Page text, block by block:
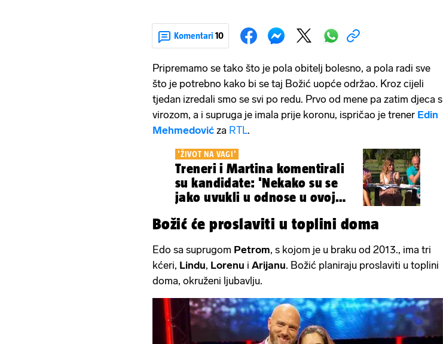
Komentari 10
Pripremamo se tako što je pola obitelj bolesno, a pola radi sve
što je potrebno kako bi se taj Božić uopće održao. Kroz cijeli
tjedan izredali smo se svi po redu. Prvo od mene pa zatim djeca s
virozom, a i supruga je imala prije koronu, ispričao je trener Edin
Mehmedović za RTL.
'ŽIVOT NA VAGI'
Treneri i Martina komentirali
su kandidate: 'Nekako su se
jako uvukli u odnose u ovoj
Božić će proslaviti u toplini doma
Edo sa suprugom Petrom, s kojom je u braku od 2013., ima tri
kćeri, Lindu, Lorenu i Arijanu. Božić planiraju proslaviti u toplini
doma, okruženi ljubavlju.